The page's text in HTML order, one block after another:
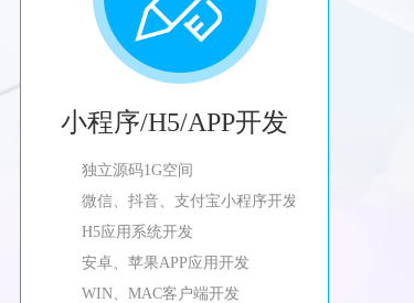
小程序/H5/APP开发
独立源码1G空间
微信、抖音、支付宝小程序开发
H5应用系统开发
安卓、苹果APP应用开发
WIN、MAC客户端开发